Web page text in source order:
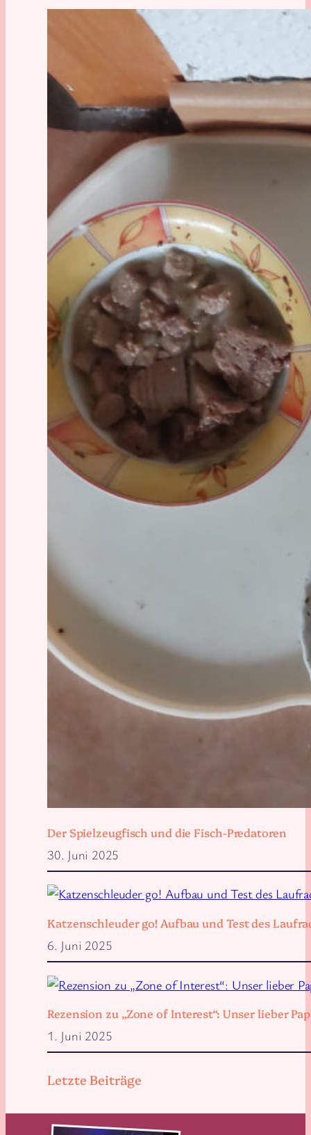
Letzte Beiträge
Der Spielzeugfisch und die Fisch-Predatoren
30. Juni 2025
Katzenschleuder go! Aufbau und Test des
6. Juni 2025
Rezension zu „Zone of Interest“: Unser lieber
1. Juni 2025